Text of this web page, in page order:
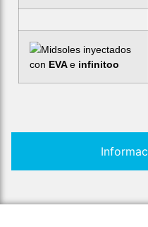
Midsoles inyectados
con EVAe infinitoo